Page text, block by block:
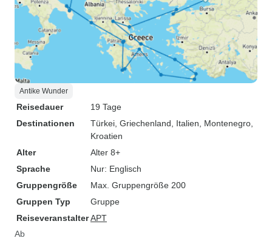
Antike Wunder
Reisedauer
19 Tage
Destinationen
Türkei , Griechenland , Italien , Montenegro
Kroatien
Alter
Alter 8+
Sprache
Nur: Englisch
Gruppengröße
Max. Gruppengröße 200
Gruppen Typ
Gruppe
ReiseveranstalterAPT
Ab